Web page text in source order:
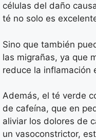
células del daño
té no solo es
Sino que también
las migrañas, ya que
reduce la inflamación
Además, el té verde
de cafeína, que en
aliviar los dolores de
un vasoconstrictor,